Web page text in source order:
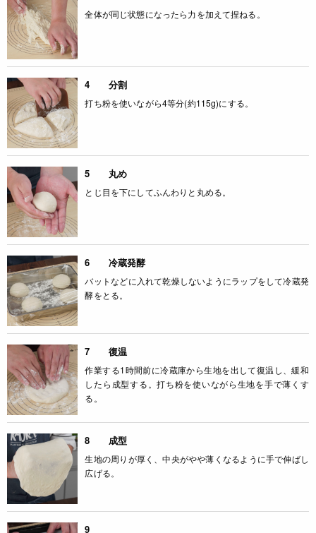
全体が同じ状態になったら力を加えて捏ねる。
4 分割
打ち粉を使いながら4等分(約115g)にする。
5 丸め
とじ目を下にしてふんわりと丸める。
6 冷蔵発酵
バットなどに入れて乾燥しないようにラップをして冷蔵発
酵をとる。
7 復温
作業する1時間前に冷蔵庫から生地を出して復温し、緩和
したら成型する。打ち粉を使いながら生地を手で薄くす
る。
8 成型
生地の周りが厚く、中央がやや薄くなるように手で伸ばし
広げる。
9